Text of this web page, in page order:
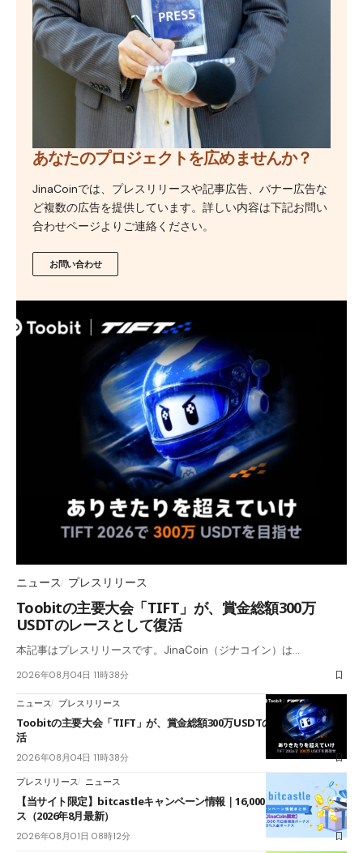
あなたのプロジェクトを広めませんか？
JinaCoinでは、プレスリリースや記事広告、バナー広告な
ど複数の広告を提供しています。詳しい内容は下記お問い
合わせページよりご連絡ください。
お問い合わせ
ニュース プレスリリース
Toobitの主要大会「TIFT」が、賞金総額300万
USDTのレースとして復活
本記事はプレスリリースです。JinaCoin（ジナコイン）は…
2026年08月04日 11時38分
ニュース プレスリリース
Toobitの主要大会「TIFT」が、賞金総額300万USDTのレースとして復
活
2026年08月04日 11時38分
プレスリリース ニュース
【当サイト限定】bitcastleキャンペーン情報｜16,000円口座開設ボーナ
ス（2026年8月最新）
2026年08月01日 08時12分